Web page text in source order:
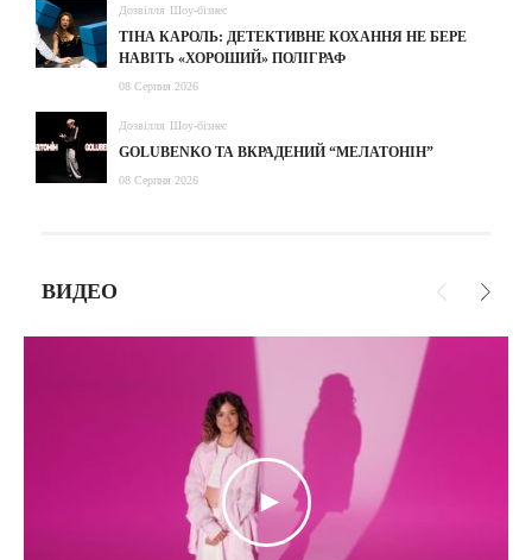
Дозвілля Шоу-бізнес
ТІНА КАРОЛЬ: ДЕТЕКТИВНЕ КОХАННЯ НЕ БЕРЕ
НАВІТЬ «ХОРОШИЙ» ПОЛІГРАФ
08 Серпня 2026
Дозвілля Шоу-бізнес
GOLUBENKO ТА ВКРАДЕНИЙ “МЕЛАТОНІН”
08 Серпня 2026
ВИДЕО